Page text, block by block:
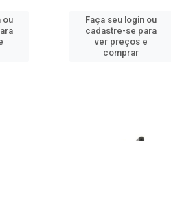
ou
Faça seu login ou
cadastre-se para
ver preços e
comprar